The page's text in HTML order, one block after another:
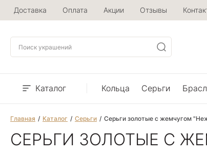
Доставка Оплата Акции Отзывы
Каталог Кольца Серьги
Главная Каталог Серьги Серьги золотые с жемчугом
СЕРЬГИ ЗОЛОТЫЕ С